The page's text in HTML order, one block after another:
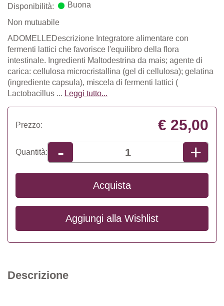
Disponibilità: Buona
Non mutuabile
ADOMELLEDescrizione Integratore alimentare con
fermenti lattici che favorisce l'equilibro della flora
intestinale. Ingredienti Maltodestrina da mais; agente di
carica: cellulosa microcristallina (gel di cellulosa); gelatina
(ingrediente capsula), miscela di fermenti lattici (
Lactobacillus ... Leggi tutto...
Prezzo: € 25,00
Quantità: - +
Acquista
Aggiungi alla Wishlist
Descrizione